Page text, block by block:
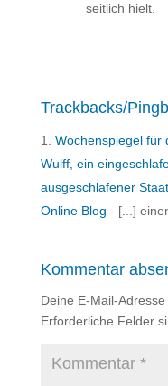
seitlich hielt.
Trackbacks/
Wochenspiegel für
Wulff, ein
ausgeschlafener
Online Blog - [...]
Kommentar
Deine E-Mail-
Erforderliche Felder